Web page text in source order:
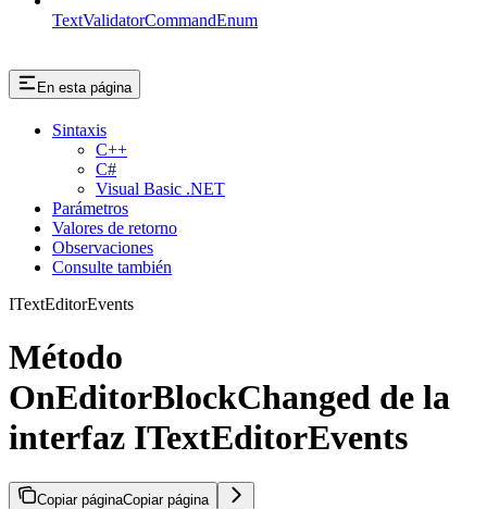
TextValidatorCommandEnum
En esta página
Sintaxis
C++
C#
Visual Basic .NET
Parámetros
Valores de retorno
Observaciones
Consulte también
ITextEditorEvents
Método
OnEditorBlockChanged de la
interfaz ITextEditorEvents
Copiar páginaCopiar página